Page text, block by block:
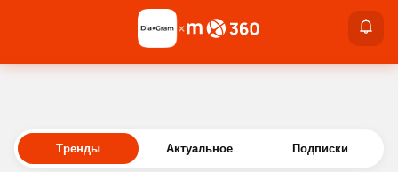
Войти
×
Тренды Актуальное Подписки